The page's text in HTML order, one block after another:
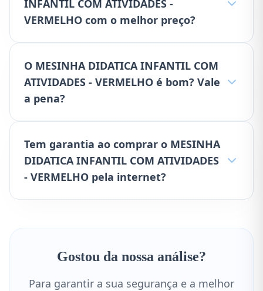
INFANTIL COM ATIVIDADES -
VERMELHO com o melhor preço?
O MESINHA DIDATICA INFANTIL COM
ATIVIDADES - VERMELHO é bom? Vale
a pena?
Tem garantia ao comprar o MESINHA
DIDATICA INFANTIL COM ATIVIDADES
- VERMELHO pela internet?
Gostou da nossa análise?
Para garantir a sua segurança e a melhor